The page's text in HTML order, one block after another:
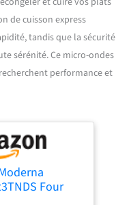
de cuisson express
tandis que la sécurité
sérénité. Ce micro-ondes
performance et
Four